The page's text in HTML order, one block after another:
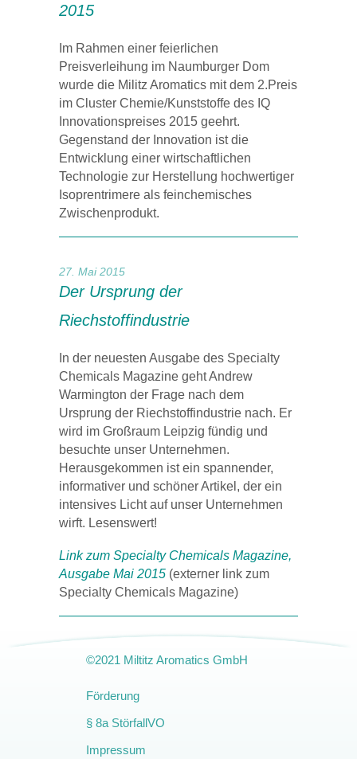
2015
Im Rahmen einer feierlichen
Preisverleihung im Naumburger Dom
wurde die Militz Aromatics mit dem 2.Preis
im Cluster Chemie/Kunststoffe des IQ
Innovationspreises 2015 geehrt.
Gegenstand der Innovation ist die
Entwicklung einer wirtschaftlichen
Technologie zur Herstellung hochwertiger
Isoprentrimere als feinchemisches
Zwischenprodukt.
27. Mai 2015
Der Ursprung der
Riechstoffindustrie
In der neuesten Ausgabe des Specialty
Chemicals Magazine geht Andrew
Warmington der Frage nach dem
Ursprung der Riechstoffindustrie nach. Er
wird im Großraum Leipzig fündig und
besuchte unser Unternehmen.
Herausgekommen ist ein spannender,
informativer und schöner Artikel, der ein
intensives Licht auf unser Unternehmen
wirft. Lesenswert!
Link zum Specialty Chemicals Magazine,
Ausgabe Mai 2015 (externer link zum
Specialty Chemicals Magazine)
©2021 Miltitz Aromatics GmbH
Amendment
Förderung
§ 8a StörfallVO
Impressum